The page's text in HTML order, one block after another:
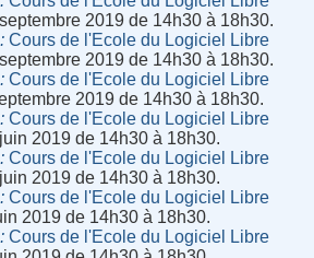
2019 de 14h30 à 18h30.
Cours de l'Ecole du Logiciel Libre
2019 de 14h30 à 18h30.
Cours de l'Ecole du Logiciel Libre
2019 de 14h30 à 18h30.
Cours de l'Ecole du Logiciel Libre
2019 de 14h30 à 18h30.
Cours de l'Ecole du Logiciel Libre
2019 de 14h30 à 18h30.
Cours de l'Ecole du Logiciel Libre
2019 de 14h30 à 18h30.
Cours de l'Ecole du Logiciel Libre